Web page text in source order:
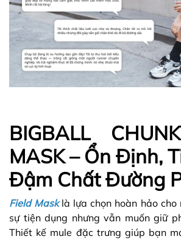
BIGBALL
MASK – Ổn Định,
Đậm Chất Đường
Field Masklà lựa chọn hoàn hảo cho
sự tiện dụng nhưng vẫn muốn giữ
Thiết kế mule đặc trưng giúp bạn